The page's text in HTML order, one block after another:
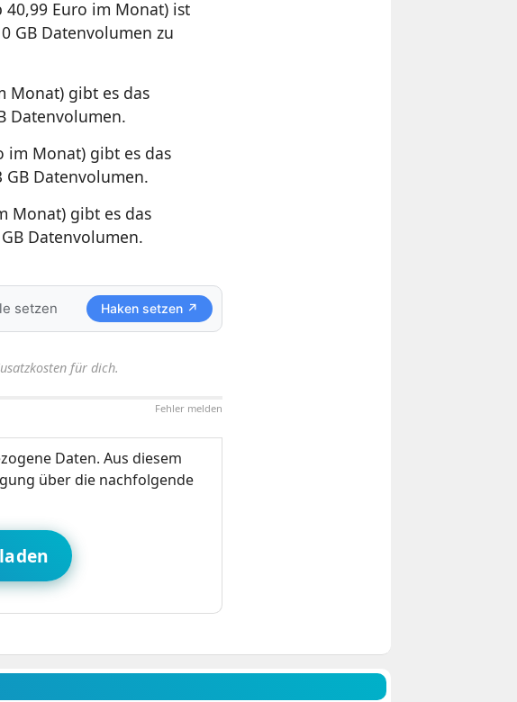
Euro im Monat) ist
GB Datenvolumen zu
Monat) gibt es das
Datenvolumen.
im Monat) gibt es das
Datenvolumen.
Monat) gibt es das
Datenvolumen.
setzen Haken setzen ↗
für dich.
Fehler melden
Daten. Aus diesem
über die nachfolgende